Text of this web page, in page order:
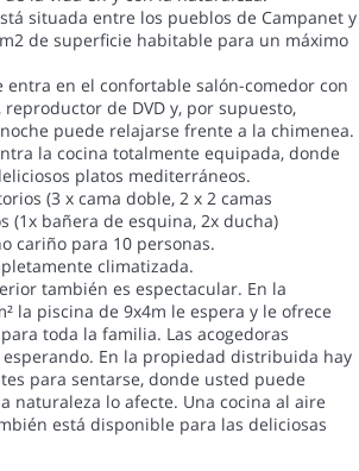
situada entre los pueblos de Campanet y
de superficie habitable para un máximo
entra en el confortable salón-comedor con
de DVD y, por supuesto,
puede relajarse frente a la chimenea.
la cocina totalmente equipada, donde
platos mediterráneos.
(3 x cama doble, 2 x 2 camas
(1x bañera de esquina, 2x ducha)
cariño para 10 personas.
climatizada.
también es espectacular. En la
la piscina de 9x4m le espera y le ofrece
toda la familia. Las acogedoras
En la propiedad distribuida hay
para sentarse, donde usted puede
naturaleza lo afecte. Una cocina al aire
está disponible para las deliciosas